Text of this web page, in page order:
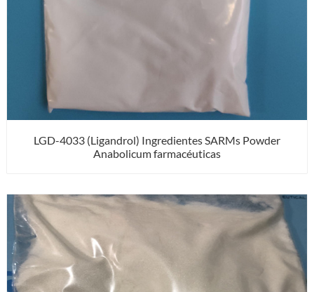
LGD-4033 (Ligandrol) Ingredientes SARMs Powder
Anabolicum farmacéuticas